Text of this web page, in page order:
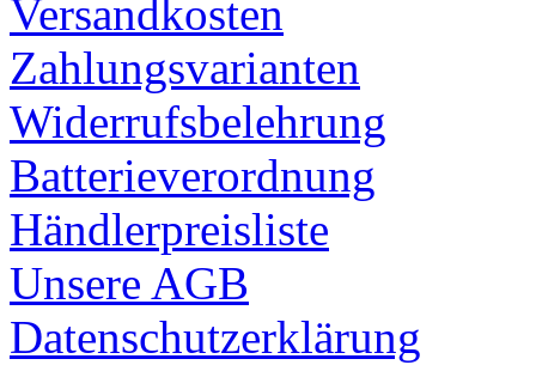
Versandkosten
Zahlungsvarianten
Widerrufsbelehrung
Batterieverordnung
Händlerpreisliste
Unsere AGB
Datenschutzerklärung